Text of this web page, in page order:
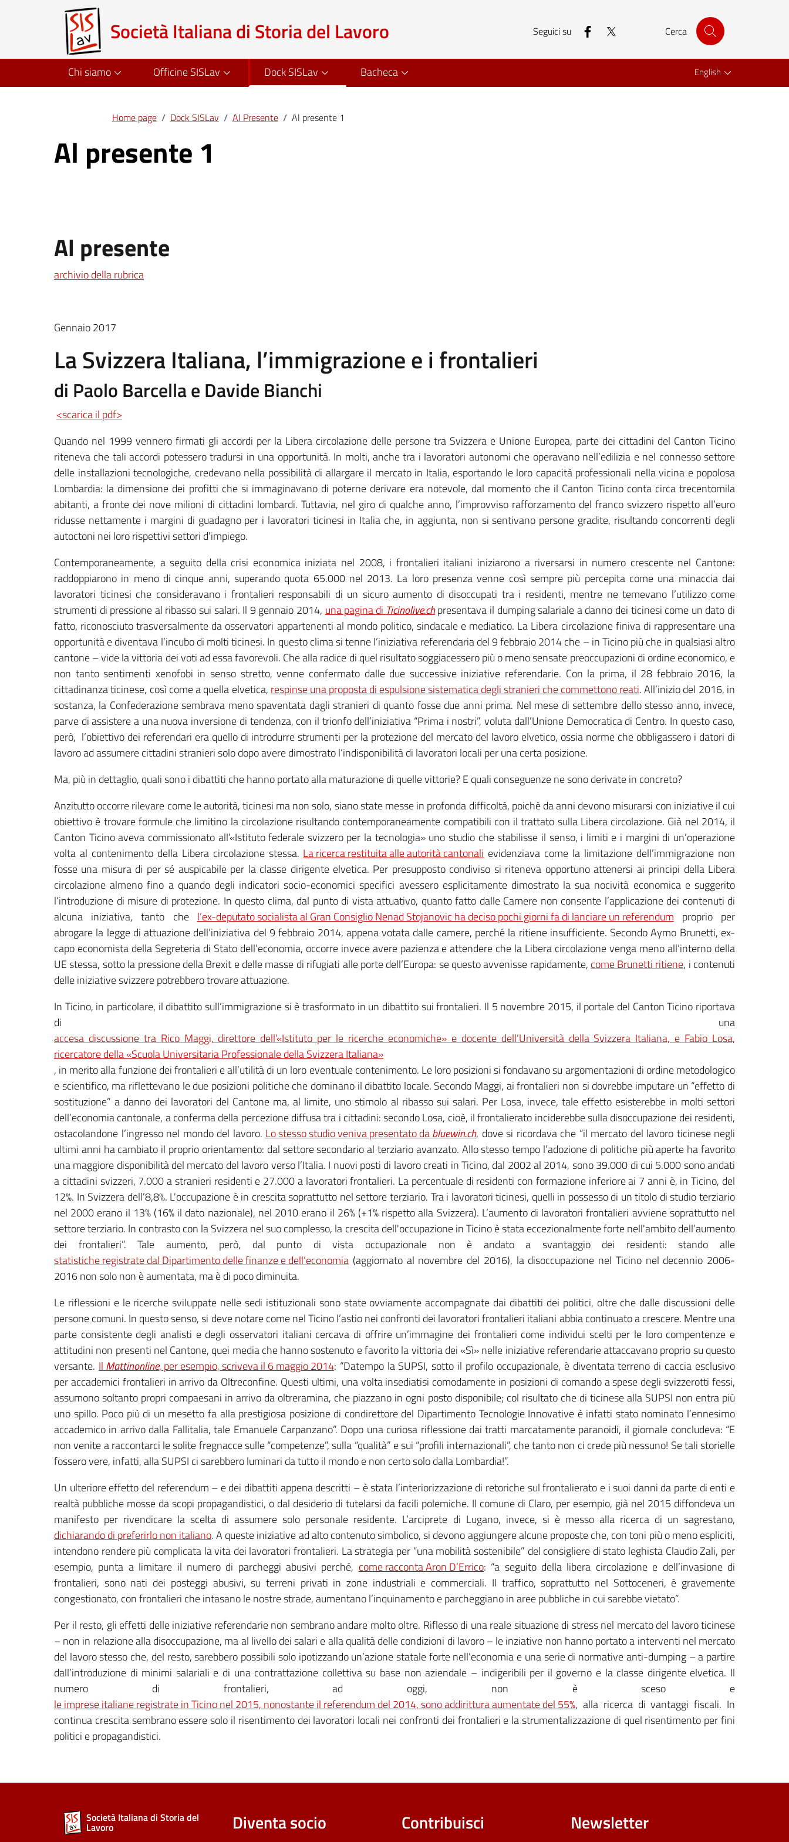
Società Italiana di Storia del Lavoro Seguici su facebook Cerca
Chi siamo Officine SISLav Dock SISLav Bacheca English
Home page / Dock SISLav / Al Presente / Al presente 1
Al presente 1
Al presente
archivio della rubrica
Gennaio 2017
La Svizzera Italiana, l’immigrazione e i frontalieri
di Paolo Barcella e Davide Bianchi
<scarica il pdf>
Quando nel 1999 vennero firmati gli accordi per la Libera circolazione delle persone tra Svizzera e Unione Europea, parte dei cittadini del Canton Ticino
riteneva che tali accordi potessero tradursi in una opportunità. In molti, anche tra i lavoratori autonomi che operavano nell’edilizia e nel connesso settore
delle installazioni tecnologiche, credevano nella possibilità di allargare il mercato in Italia, esportando le loro capacità professionali nella vicina e popolosa
Lombardia: la dimensione dei profitti che si immaginavano di poterne derivare era notevole, dal momento che il Canton Ticino conta circa trecentomila
abitanti, a fronte dei nove milioni di cittadini lombardi. Tuttavia, nel giro di qualche anno, l’improvviso rafforzamento del franco svizzero rispetto all’euro
ridusse nettamente i margini di guadagno per i lavoratori ticinesi in Italia che, in aggiunta, non si sentivano persone gradite, risultando concorrenti degli
autoctoni nei loro rispettivi settori d’impiego.
Contemporaneamente, a seguito della crisi economica iniziata nel 2008, i frontalieri italiani iniziarono a riversarsi in numero crescente nel Cantone:
raddoppiarono in meno di cinque anni, superando quota 65.000 nel 2013. La loro presenza venne così sempre più percepita come una minaccia dai
lavoratori ticinesi che consideravano i frontalieri responsabili di un sicuro aumento di disoccupati tra i residenti, mentre ne temevano l’utilizzo come
strumenti di pressione al ribasso sui salari. Il 9 gennaio 2014, una pagina di Ticinolive.chpresentava il dumping salariale a danno dei ticinesi come un dato di
fatto, riconosciuto trasversalmente da osservatori appartenenti al mondo politico, sindacale e mediatico. La Libera circolazione finiva di rappresentare una
opportunità e diventava l’incubo di molti ticinesi. In questo clima si tenne l’iniziativa referendaria del 9 febbraio 2014 che – in Ticino più che in qualsiasi altro
cantone – vide la vittoria dei voti ad essa favorevoli. Che alla radice di quel risultato soggiacessero più o meno sensate preoccupazioni di ordine economico, e
non tanto sentimenti xenofobi in senso stretto, venne confermato dalle due successive iniziative referendarie. Con la prima, il 28 febbraio 2016, la
cittadinanza ticinese, così come a quella elvetica, respinse una proposta di espulsione sistematica degli stranieri che commettono reati. All’inizio del 2016, in
sostanza, la Confederazione sembrava meno spaventata dagli stranieri di quanto fosse due anni prima. Nel mese di settembre dello stesso anno, invece,
parve di assistere a una nuova inversione di tendenza, con il trionfo dell’iniziativa “Prima i nostri”, voluta dall’Unione Democratica di Centro. In questo caso,
però, l’obiettivo dei referendari era quello di introdurre strumenti per la protezione del mercato del lavoro elvetico, ossia norme che obbligassero i datori di
lavoro ad assumere cittadini stranieri solo dopo avere dimostrato l’indisponibilità di lavoratori locali per una certa posizione.
Ma, più in dettaglio, quali sono i dibattiti che hanno portato alla maturazione di quelle vittorie? E quali conseguenze ne sono derivate in concreto?
Anzitutto occorre rilevare come le autorità, ticinesi ma non solo, siano state messe in profonda difficoltà, poiché da anni devono misurarsi con iniziative il cui
obiettivo è trovare formule che limitino la circolazione risultando contemporaneamente compatibili con il trattato sulla Libera circolazione. Già nel 2014, il
Canton Ticino aveva commissionato all’«Istituto federale svizzero per la tecnologia» uno studio che stabilisse il senso, i limiti e i margini di un’operazione
volta al contenimento della Libera circolazione stessa. La ricerca restituita alle autorità cantonali evidenziava come la limitazione dell’immigrazione non
fosse una misura di per sé auspicabile per la classe dirigente elvetica. Per presupposto condiviso si riteneva opportuno attenersi ai principi della Libera
circolazione almeno fino a quando degli indicatori socio-economici specifici avessero esplicitamente dimostrato la sua nocività economica e suggerito
l’introduzione di misure di protezione. In questo clima, dal punto di vista attuativo, quanto fatto dalle Camere non consente l’applicazione dei contenuti di
alcuna iniziativa, tanto che l’ex-deputato socialista al Gran Consiglio Nenad Stojanovic ha deciso pochi giorni fa di lanciare un referendum proprio per
abrogare la legge di attuazione dell’iniziativa del 9 febbraio 2014, appena votata dalle camere, perché la ritiene insufficiente. Secondo Aymo Brunetti, ex-
capo economista della Segreteria di Stato dell’economia, occorre invece avere pazienza e attendere che la Libera circolazione venga meno all’interno della
UE stessa, sotto la pressione della Brexit e delle masse di rifugiati alle porte dell’Europa: se questo avvenisse rapidamente, come Brunetti ritiene, i contenuti
delle iniziative svizzere potrebbero trovare attuazione.
In Ticino, in particolare, il dibattito sull’immigrazione si è trasformato in un dibattito sui frontalieri. Il 5 novembre 2015, il portale del Canton Ticino riportava
di una
accesa discussione tra Rico Maggi, direttore dell’«Istituto per le ricerche economiche» e docente dell’Università della Svizzera Italiana, e Fabio Losa,
ricercatore della «Scuola Universitaria Professionale della Svizzera Italiana»
, in merito alla funzione dei frontalieri e all’utilità di un loro eventuale contenimento. Le loro posizioni si fondavano su argomentazioni di ordine metodologico
e scientifico, ma riflettevano le due posizioni politiche che dominano il dibattito locale. Secondo Maggi, ai frontalieri non si dovrebbe imputare un “effetto di
sostituzione” a danno dei lavoratori del Cantone ma, al limite, uno stimolo al ribasso sui salari. Per Losa, invece, tale effetto esisterebbe in molti settori
dell’economia cantonale, a conferma della percezione diffusa tra i cittadini: secondo Losa, cioè, il frontalierato inciderebbe sulla disoccupazione dei residenti,
ostacolandone l’ingresso nel mondo del lavoro. Lo stesso studio veniva presentato dabluewin.ch, dove si ricordava che “il mercato del lavoro ticinese negli
ultimi anni ha cambiato il proprio orientamento: dal settore secondario al terziario avanzato. Allo stesso tempo l’adozione di politiche più aperte ha favorito
una maggiore disponibilità del mercato del lavoro verso l’Italia. I nuovi posti di lavoro creati in Ticino, dal 2002 al 2014, sono 39.000 di cui 5.000 sono andati
a cittadini svizzeri, 7.000 a stranieri residenti e 27.000 a lavoratori frontalieri. La percentuale di residenti con formazione inferiore ai 7 anni è, in Ticino, del
12%. In Svizzera dell’8,8%. L'occupazione è in crescita soprattutto nel settore terziario. Tra i lavoratori ticinesi, quelli in possesso di un titolo di studio terziario
nel 2000 erano il 13% (16% il dato nazionale), nel 2010 erano il 26% (+1% rispetto alla Svizzera). L’aumento di lavoratori frontalieri avviene soprattutto nel
settore terziario. In contrasto con la Svizzera nel suo complesso, la crescita dell'occupazione in Ticino è stata eccezionalmente forte nell'ambito dell’aumento
dei frontalieri”. Tale aumento, però, dal punto di vista occupazionale non è andato a svantaggio dei residenti: stando alle
statistiche registrate dal Dipartimento delle finanze e dell’economia (aggiornato al novembre del 2016), la disoccupazione nel Ticino nel decennio 2006-
2016 non solo non è aumentata, ma è di poco diminuita.
Le riflessioni e le ricerche sviluppate nelle sedi istituzionali sono state ovviamente accompagnate dai dibattiti dei politici, oltre che dalle discussioni delle
persone comuni. In questo senso, si deve notare come nel Ticino l’astio nei confronti dei lavoratori frontalieri italiani abbia continuato a crescere. Mentre una
parte consistente degli analisti e degli osservatori italiani cercava di offrire un’immagine dei frontalieri come individui scelti per le loro compentenze e
attitudini non presenti nel Cantone, quei media che hanno sostenuto e favorito la vittoria dei «Sì» nelle iniziative referendarie attaccavano proprio su questo
versante. Il Mattinonline, per esempio, scriveva il 6 maggio 2014: “Datempo la SUPSI, sotto il profilo occupazionale, è diventata terreno di caccia esclusivo
per accademici frontalieri in arrivo da Oltreconfine. Questi ultimi, una volta insediatisi comodamente in posizioni di comando a spese degli svizzerotti fessi,
assumono soltanto propri compaesani in arrivo da oltreramina, che piazzano in ogni posto disponibile; col risultato che di ticinese alla SUPSI non entra più
uno spillo. Poco più di un mesetto fa alla prestigiosa posizione di condirettore del Dipartimento Tecnologie Innovative è infatti stato nominato l’ennesimo
accademico in arrivo dalla Fallitalia, tale Emanuele Carpanzano”. Dopo una curiosa riflessione dai tratti marcatamente paranoidi, il giornale concludeva: “E
non venite a raccontarci le solite fregnacce sulle “competenze”, sulla “qualità” e sui “profili internazionali”, che tanto non ci crede più nessuno! Se tali storielle
fossero vere, infatti, alla SUPSI ci sarebbero luminari da tutto il mondo e non certo solo dalla Lombardia!”.
Un ulteriore effetto del referendum – e dei dibattiti appena descritti – è stata l’interiorizzazione di retoriche sul frontalierato e i suoi danni da parte di enti e
realtà pubbliche mosse da scopi propagandistici, o dal desiderio di tutelarsi da facili polemiche. Il comune di Claro, per esempio, già nel 2015 diffondeva un
manifesto per rivendicare la scelta di assumere solo personale residente. L’arciprete di Lugano, invece, si è messo alla ricerca di un sagrestano,
dichiarando di preferirlo non italiano. A queste iniziative ad alto contenuto simbolico, si devono aggiungere alcune proposte che, con toni più o meno espliciti,
intendono rendere più complicata la vita dei lavoratori frontalieri. La strategia per “una mobilità sostenibile” del consigliere di stato leghista Claudio Zali, per
esempio, punta a limitare il numero di parcheggi abusivi perché, come racconta Aron D’Errico: “a seguito della libera circolazione e dell’invasione di
frontalieri, sono nati dei posteggi abusivi, su terreni privati in zone industriali e commerciali. Il traffico, soprattutto nel Sottoceneri, è gravemente
congestionato, con frontalieri che intasano le nostre strade, aumentano l’inquinamento e parcheggiano in aree pubbliche in cui sarebbe vietato”.
Per il resto, gli effetti delle iniziative referendarie non sembrano andare molto oltre. Riflesso di una reale situazione di stress nel mercato del lavoro ticinese
– non in relazione alla disoccupazione, ma al livello dei salari e alla qualità delle condizioni di lavoro – le inziative non hanno portato a interventi nel mercato
del lavoro stesso che, del resto, sarebbero possibili solo ipotizzando un’azione statale forte nell’economia e una serie di normative anti-dumping – a partire
dall’introduzione di minimi salariali e di una contrattazione collettiva su base non aziendale – indigeribili per il governo e la classe dirigente elvetica. Il
numero di frontalieri, ad oggi, non è sceso e
le imprese italiane registrate in Ticino nel 2015, nonostante il referendum del 2014, sono addirittura aumentate del 55%, alla ricerca di vantaggi fiscali. In
continua crescita sembrano essere solo il risentimento dei lavoratori locali nei confronti dei frontalieri e la strumentalizzazione di quel risentimento per fini
politici e propagandistici.
Società Italiana di Storia del
Lavoro Diventa socio Contribuisci Newsletter